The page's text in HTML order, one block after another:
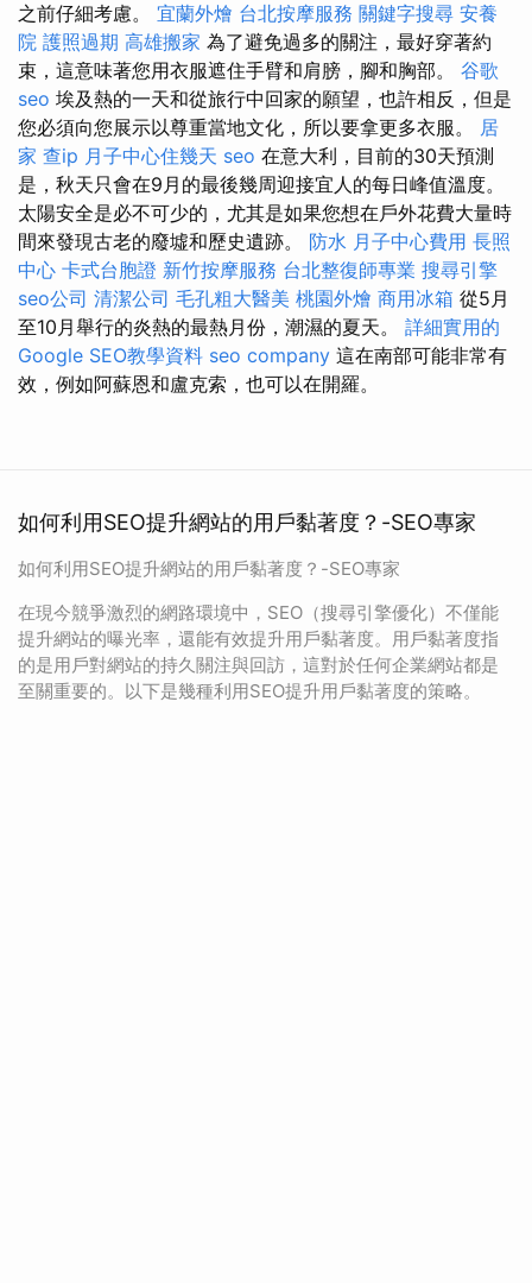
之前仔細考慮。 宜蘭外燴 台北按摩服務 關鍵字搜尋 安養
院 護照過期 高雄搬家 為了避免過多的關注，最好穿著約
束，這意味著您用衣服遮住手臂和肩膀，腳和胸部。 谷歌
seo 埃及熱的一天和從旅行中回家的願望，也許相反，但是
您必須向您展示以尊重當地文化，所以要拿更多衣服。 居
家 查ip 月子中心住幾天 seo 在意大利，目前的30天預測
是，秋天只會在9月的最後幾周迎接宜人的每日峰值溫度。
太陽安全是必不可少的，尤其是如果您想在戶外花費大量時
間來發現古老的廢墟和歷史遺跡。 防水 月子中心費用 長照
中心 卡式台胞證 新竹按摩服務 台北整復師專業 搜尋引擎
seo公司 清潔公司 毛孔粗大醫美 桃園外燴 商用冰箱 從5月
至10月舉行的炎熱的最熱月份，潮濕的夏天。 詳細實用的
Google SEO教學資料 seo company 這在南部可能非常有
效，例如阿蘇恩和盧克索，也可以在開羅。
如何利用SEO提升網站的用戶黏著度？-SEO專家
如何利用SEO提升網站的用戶黏著度？-SEO專家
在現今競爭激烈的網路環境中，SEO（搜尋引擎優化）不僅能
提升網站的曝光率，還能有效提升用戶黏著度。用戶黏著度指
的是用戶對網站的持久關注與回訪，這對於任何企業網站都是
至關重要的。以下是幾種利用SEO提升用戶黏著度的策略。